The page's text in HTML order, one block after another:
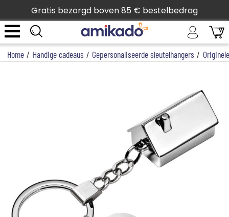
Gratis bezorgd boven 85 € bestelbedrag
Home / Handige cadeaus / Gepersonaliseerde sleutelhangers /